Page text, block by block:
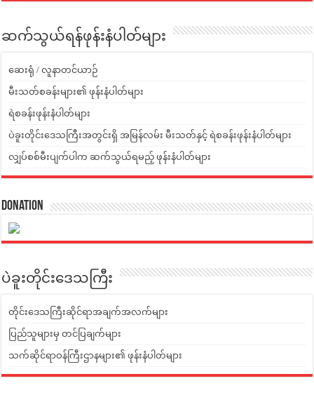
ဆက်သွယ်ရန်ဖုန်းနံပါတ်များ
ဆေးရုံ / လူနာတင်ယာဉ်
မီးသတ်စခန်းများ၏ ဖုန်းနံပါတ်များ
ရဲစခန်းဖုန်းနံပါတ်များ
ပဲခူးတိုင်းဒေသကြီးအတွင်းရှိ အမြန်လမ်း မီးသတ်နှင့် ရဲစခန်းဖုန်းနံပါတ်များ
လျှပ်စစ်မီးပျက်ပါက ဆက်သွယ်ရမည့် ဖုန်းနံပါတ်များ
Donation
ပဲခူးတိုင်းဒေသကြီး
တိုင်းဒေသကြီးဆိုင်ရာအချက်အလက်များ
ပြည်သူများမှ တင်ပြချက်များ
သက်ဆိုင်ရာဝန်ကြီးဌာနများ၏ ဖုန်းနံပါတ်များ